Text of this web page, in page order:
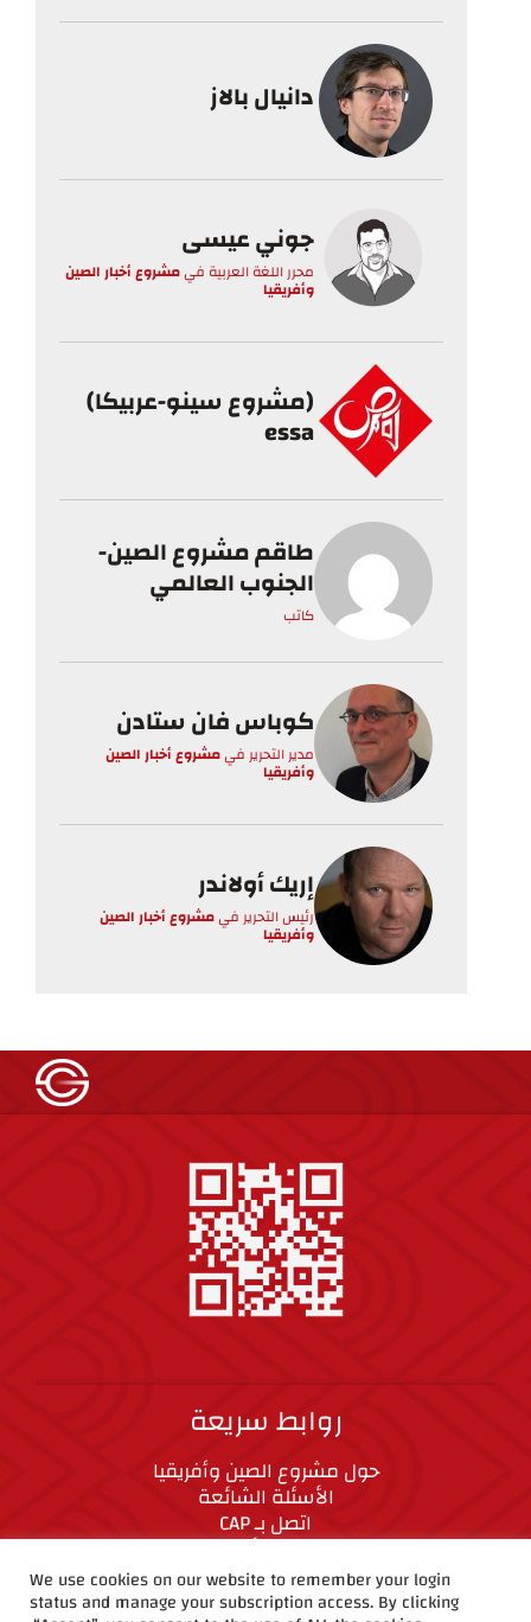
دانيال بالاز
جوني عيسى
محرر اللغة العربية فيمشروع أخبار الصين
وأفريقيا
(مشروع سينو-عربيكا)
essa
طاقم مشروع الصين-
الجنوب العالمي
كاتب
كوباس فان ستادن
مدير التحرير فيمشروع أخبار الصين
وأفريقيا
إريك أولاندر
رئيس التحرير فيمشروع أخبار الصين
وأفريقيا
روابط سريعة
حول مشروع الصين وأفريقيا
الأسئلة الشائعة
اتصل بـ CAP
المعايير الأخلاقية
We use cookies on our website to remember your login
status and manage your subscription access. By clicking